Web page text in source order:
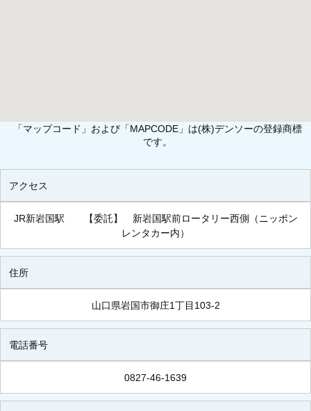
「マップコード」および「MAPCODE」は(株)デンソーの登録商標
です。
アクセス
JR新岩国駅 【委託】 新岩国駅前ロータリー西側（ニッポン
レンタカー内）
住所
山口県岩国市御庄1丁目103-2
電話番号
0827-46-1639